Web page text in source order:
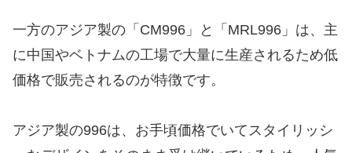
一方のアジア製の「CM996」と「MRL996」は、主
に中国やベトナムの工場で大量に生産されるため低
価格で販売されるのが特徴です。
アジア製の996は、お手頃価格でいてスタイリッシ